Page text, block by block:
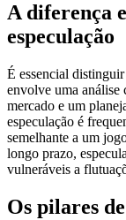
A diferença
especulação
É essencial
envolve uma análise
mercado e um
especulação é
semelhante a um
longo prazo,
vulneráveis a
Os pilares